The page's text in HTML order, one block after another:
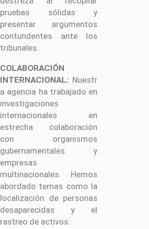
pruebas sólidas y
presentar argumentos
contundentes ante los
tribunales.
COLABORACIÓN
INTERNACIONAL:Nuestr
a agencia ha trabajado en
investigaciones
internacionales en
estrecha colaboración
con organismos
gubernamentales y
empresas
multinacionales. Hemos
abordado temas como la
localización de personas
desaparecidas y el
rastreo de activos.